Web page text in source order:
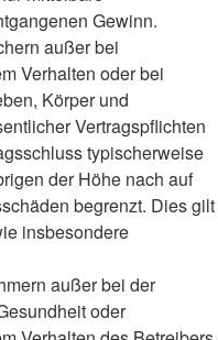
Gewinn.
außer bei
Verhalten oder bei
Körper und
Vertragspflichten
typischerweise
der Höhe nach auf
begrenzt. Dies gilt
insbesondere
außer bei der
oder